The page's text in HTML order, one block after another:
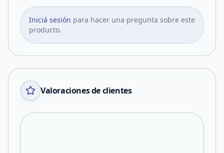
Iniciá sesión para hacer una pregunta sobre este
producto.
Valoraciones de clientes